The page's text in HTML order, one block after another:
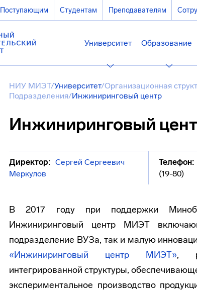
Поступающим Студентам Преподавателям
Университет Образование
НИУ МИЭТ/Университет/Организационная
Подразделения/Инжиниринговый центр
Инжиниринговый
Директор: Сергей Сергеевич
Меркулов
Телефон:
(19-80)
В 2017 году при поддержки
Инжиниринговый центр МИЭТ
подразделение ВУЗа, так и малую
«Инжиниринговый центр МИЭТ»,
интегрированной структуры,
экспериментальное производство